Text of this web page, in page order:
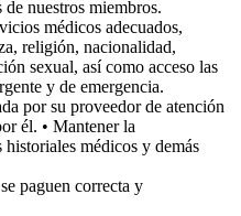
nuestros miembros.
médicos adecuados,
religión, nacionalidad,
sexual, así como acceso las
y de emergencia.
por su proveedor de atención
él. • Mantener la
médicos y demás
paguen correcta y